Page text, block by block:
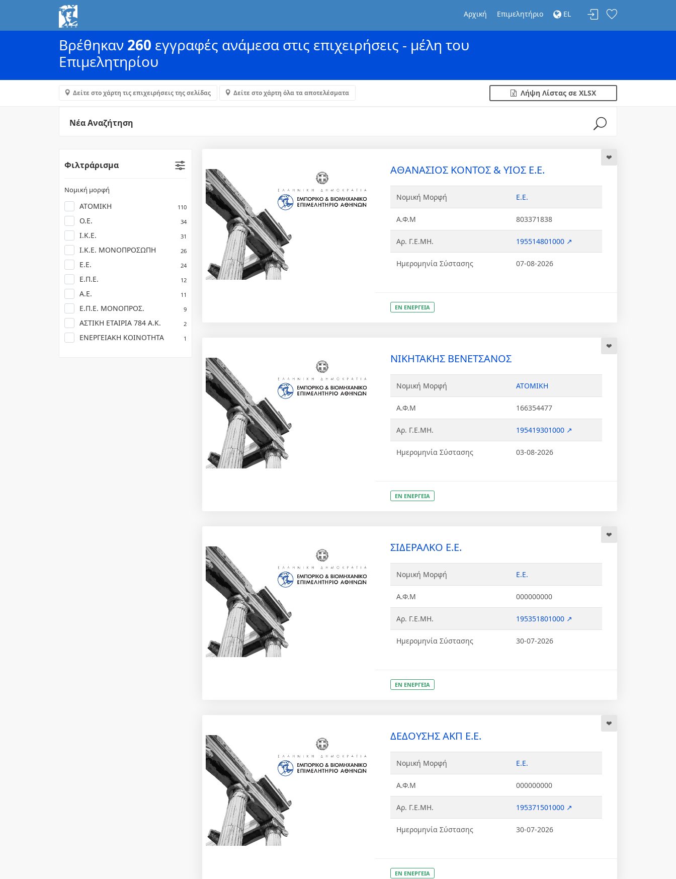
Αρχική Επιμελητήριο EL
Βρέθηκαν 260 εγγραφές ανάμεσα στις επιχειρήσεις - μέλη του
Επιμελητηρίου
Δείτε στο χάρτη τις επιχειρήσεις της σελίδας Δείτε στο χάρτη όλα τα αποτελέσματα Λήψη Λίστας σε XLSX
Νέα Αναζήτηση
Φιλτράρισμα
Νομική μορφή
ΑΤΟΜΙΚΗ 110
Ο.Ε. 34
Ι.Κ.Ε. 31
Ι.Κ.Ε. ΜΟΝΟΠΡΟΣΩΠΗ 26
Ε.Ε. 24
Ε.Π.Ε. 12
Α.Ε. 11
Ε.Π.Ε. ΜΟΝΟΠΡΟΣ. 9
ΑΣΤΙΚΗ ΕΤΑΙΡΙΑ 784 Α.Κ. 2
ΕΝΕΡΓΕΙΑΚΗ ΚΟΙΝΟΤΗΤΑ 1
ΑΘΑΝΑΣΙΟΣ ΚΟΝΤΟΣ & ΥΙΟΣ Ε.Ε.
Νομική Μορφή Ε.Ε.
Α.Φ.Μ 803371838
Αρ. Γ.Ε.ΜΗ. 195514801000 ↗
Ημερομηνία Σύστασης 07-08-2026
ΕΝ ΕΝΕΡΓΕΙΑ
ΝΙΚΗΤΑΚΗΣ ΒΕΝΕΤΣΑΝΟΣ
Νομική Μορφή ΑΤΟΜΙΚΗ
Α.Φ.Μ 166354477
Αρ. Γ.Ε.ΜΗ. 195419301000 ↗
Ημερομηνία Σύστασης 03-08-2026
ΕΝ ΕΝΕΡΓΕΙΑ
ΣΙΔΕΡΑΛΚΟ Ε.Ε.
Νομική Μορφή Ε.Ε.
Α.Φ.Μ 000000000
Αρ. Γ.Ε.ΜΗ. 195351801000 ↗
Ημερομηνία Σύστασης 30-07-2026
ΕΝ ΕΝΕΡΓΕΙΑ
ΔΕΔΟΥΣΗΣ ΑΚΠ Ε.Ε.
Νομική Μορφή Ε.Ε.
Α.Φ.Μ 000000000
Αρ. Γ.Ε.ΜΗ. 195371501000 ↗
Ημερομηνία Σύστασης 30-07-2026
ΕΝ ΕΝΕΡΓΕΙΑ